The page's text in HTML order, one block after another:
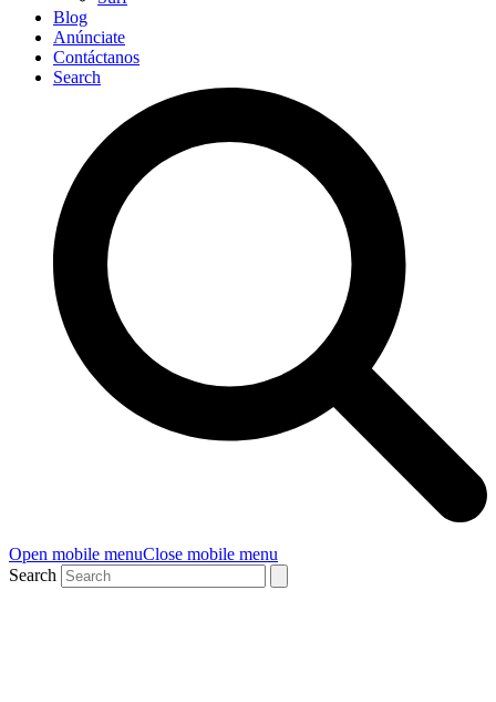
Blog
Anúnciate
Contáctanos
Search
Open mobile menuClose mobile menu
Search